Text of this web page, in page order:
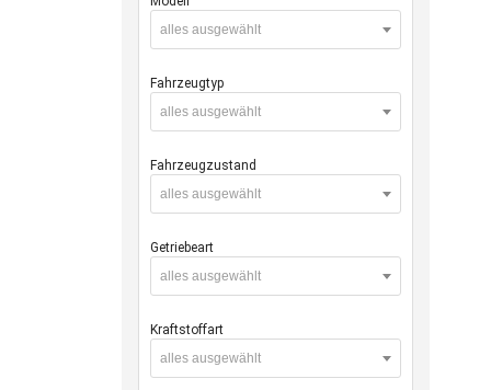
alles ausgewählt
Fahrzeugtyp
alles ausgewählt
Fahrzeugzustand
alles ausgewählt
Getriebeart
alles ausgewählt
Kraftstoffart
alles ausgewählt